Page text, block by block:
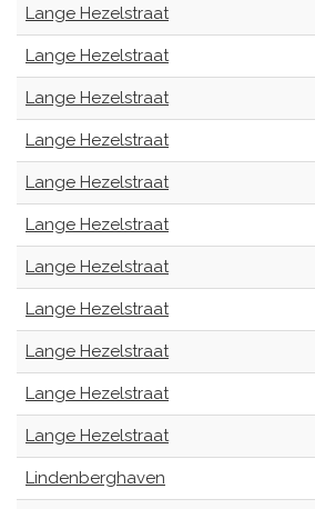
Lange Hezelstraat
Lange Hezelstraat
Lange Hezelstraat
Lange Hezelstraat
Lange Hezelstraat
Lange Hezelstraat
Lange Hezelstraat
Lange Hezelstraat
Lange Hezelstraat
Lange Hezelstraat
Lange Hezelstraat
Lindenberghaven